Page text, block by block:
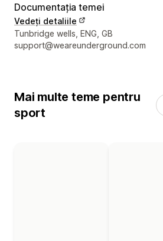
Documentația temei
Vedeți detaliile
Detaliile de contact ale designerului
Tunbridge wells, ENG, GB
support@weareunderground.com
Mai multe teme pentru
sport